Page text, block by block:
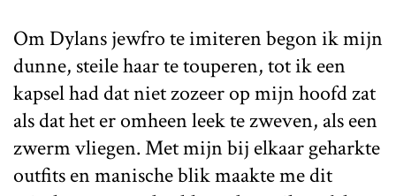
Om Dylans jewfro te imiteren begon ik mijn
dunne, steile haar te touperen, tot ik een
kapsel had dat niet zozeer op mijn hoofd zat
als dat het er omheen leek te zweven, als een
zwerm vliegen. Met mijn bij elkaar geharkte
outfits en manische blik maakte me dit